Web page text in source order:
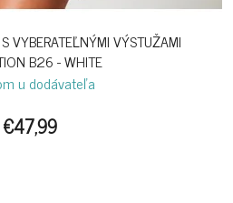
VYBERATEĽNÝMI VÝSTUŽAMI
B26 - WHITE
u dodávateľa
€47,99